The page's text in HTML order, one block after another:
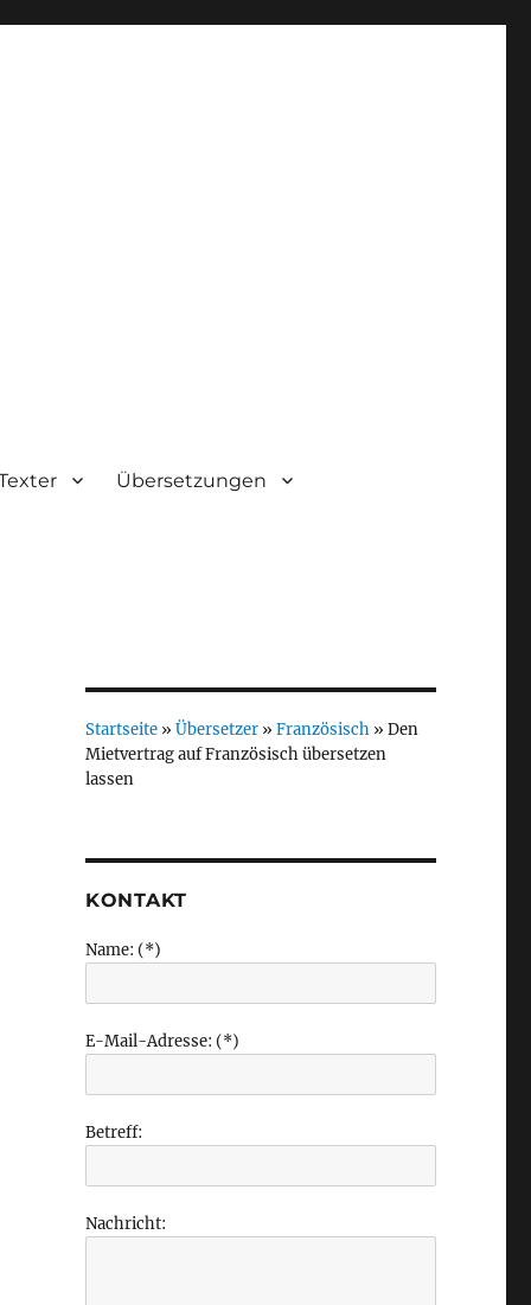
Übersetzungen
Startseite» Übersetzer» Französisch» Den
Mietvertrag auf Französisch übersetzen
lassen
KONTAKT
Name: (*)
E-Mail-Adresse: (*)
Betreff:
Nachricht: